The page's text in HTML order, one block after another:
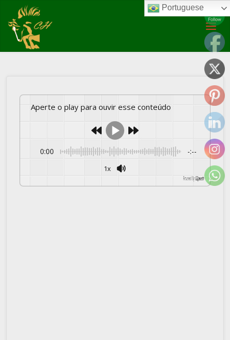
05/06/2020
Aperte o play para ouvir esse conteúdo
0:00 -:--
1x
GSpeech
Portuguese